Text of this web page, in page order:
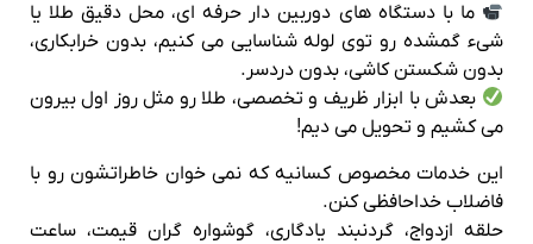
ما با دستگاه‌ های دوربین‌ دار حرفه‌ ای، محل دقیق طلا یا
شیء گمشده رو توی لوله شناسایی می‌ کنیم، بدون خرابکاری،
بدون شکستن کاشی، بدون دردسر.
بعدش با ابزار ظریف و تخصصی، طلا رو مثل روز اول بیرون
می‌ کشیم و تحویل می‌ دیم!
این خدمات مخصوص کسانیه که نمی‌ خوان خاطراتشون رو با
فاضلاب خداحافظی کنن.
حلقه‌ ازدواج، گردنبند یادگاری، گوشواره‌ گران‌ قیمت، ساعت